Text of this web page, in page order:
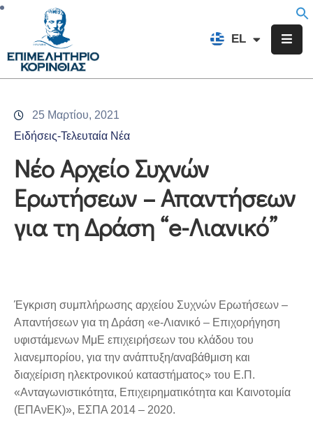
EL
FR
Επιμελητήριο
Υπηρεσίες
Προγράμματα
Δράσεις
Εκδηλώσεις
25 Μαρτίου, 2021
Ειδήσεις-Τελευταία Νέα
Νέο Αρχείο Συχνών
Ερωτήσεων – Απαντήσεων
για τη Δράση “e-Λιανικό”
Έγκριση συμπλήρωσης αρχείου Συχνών Ερωτήσεων –
Απαντήσεων για τη Δράση «e-Λιανικό – Επιχορήγηση
υφιστάμενων ΜμΕ επιχειρήσεων του κλάδου του
λιανεμπορίου, για την ανάπτυξη/αναβάθμιση και
διαχείριση ηλεκτρονικού καταστήματος» του Ε.Π.
«Ανταγωνιστικότητα, Επιχειρηματικότητα και Καινοτομία
(ΕΠΑνΕΚ)», ΕΣΠΑ 2014 – 2020.